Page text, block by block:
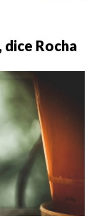
dice Rocha